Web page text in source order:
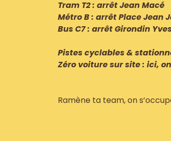
Tram T2 : arrêt Jean Macé
Métro B : arrêt Place Jean
Bus C7 : arrêt Girondin
Pistes cyclables &
Zéro voiture sur site : ici,
Ramène ta team, on